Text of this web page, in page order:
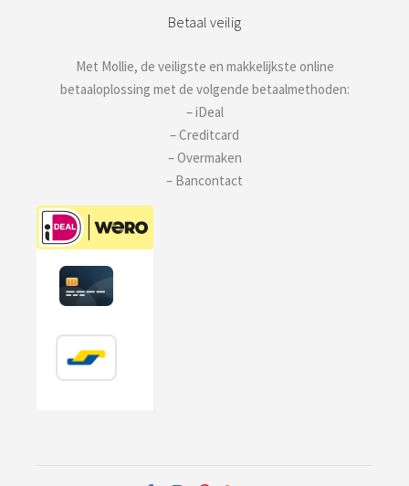
Betaal veilig
Met Mollie, de veiligste en makkelijkste online
betaaloplossing met de volgende betaalmethoden:
– iDeal
– Creditcard
– Overmaken
– Bancontact